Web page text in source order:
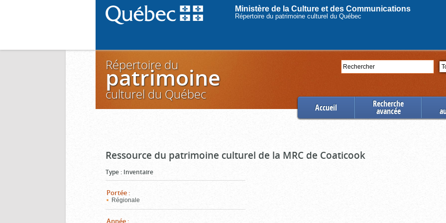
Ministère de la Culture et des Communications
Répertoire du patrimoine culturel du Québec
Rechercher
Répertoire du
patrimoine
culturel du Québec
Accueil Recherche
avancée
Ressource du patrimoine culturel de la MRC de Coaticook
Type : Inventaire
Portée :
Régionale